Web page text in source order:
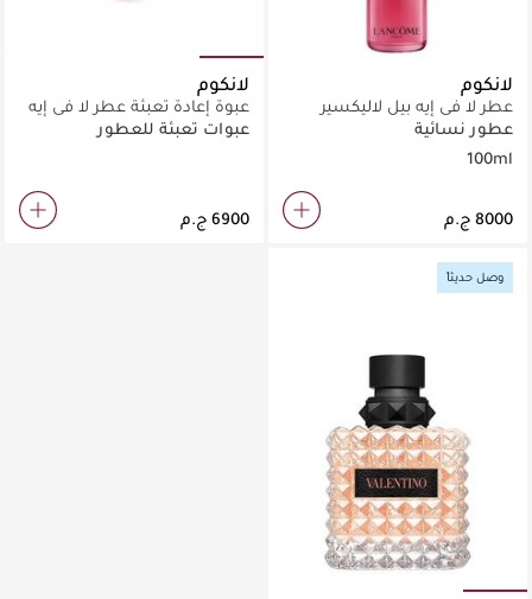
لانكوم
عطر لا في إيه بيل لاليكسير
إعادة تعبئة
عطور نسائية
100ml
لانكوم
عبوة إعادة تعبئة عطر لا في إيه
بيل أو دو بارفان 100مل
عبوات تعبئة للعطور
وصل حديثاً